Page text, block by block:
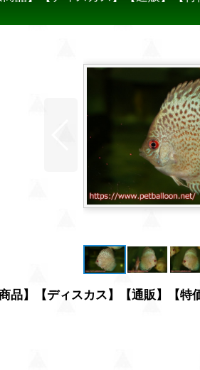
品】【ディスカス】【通販】